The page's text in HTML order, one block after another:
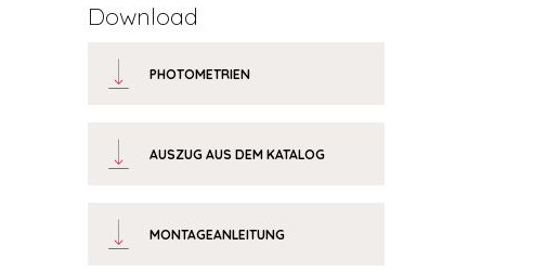
Download
PHOTOMETRIEN
AUSZUG AUS DEM KATALOG
MONTAGEANLEITUNG